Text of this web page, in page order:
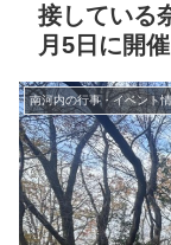
接している
月5日に開催
南河内の行事・イベント